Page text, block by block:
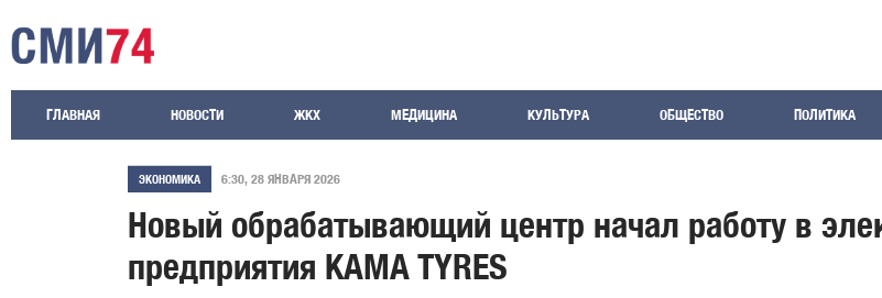
ГЛАВНАЯ НОВОСТИ ЖКХ МЕДИЦИНА КУЛЬТУРА ОБЩЕСТВО ПОЛИТИКА
ЭКОНОМИКА 6:30, 28 ЯНВАРЯ 2026
Новый обрабатывающий центр начал работу в
предприятия KAMA TYRES